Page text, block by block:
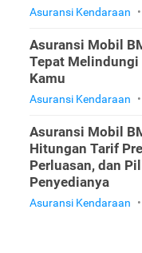
Asuransi Kendaraan •
Asuransi Mobil
Tepat Melindungi
Kamu
Asuransi Kendaraan •
Asuransi Mobil
Hitungan Tarif
Perluasan, dan
Penyedianya
Asuransi Kendaraan •